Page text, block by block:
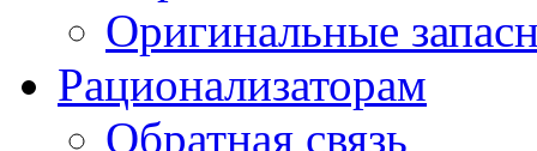
Оригинальные
Рационализаторам
Обратная связь